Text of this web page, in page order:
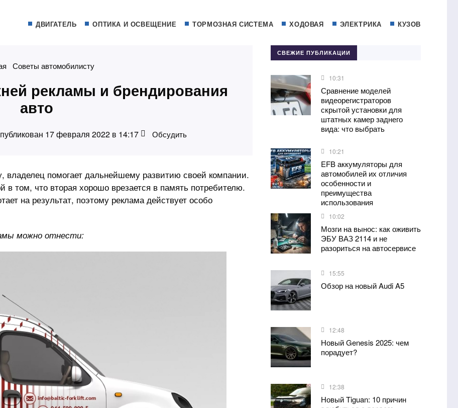
ДВИГАТЕЛЬ ОПТИКА И ОСВЕЩЕНИЕ ТОРМОЗНАЯ СИСТЕМА ХОДОВАЯ ЭЛЕКТРИКА КУЗОВ
Советы автомобилисту
рекламы и брендирования
авто
17 февраля 2022 в 14:17 Обсудить
владелец помогает дальнейшему развитию своей компании.
том, что вторая хорошо врезается в память потребителю.
на результат, поэтому реклама действует особо
можно отнести:
СВЕЖИЕ ПУБЛИКАЦИИ
10:31
Сравнение моделей
видеорегистраторов
скрытой установки для
штатных камер заднего
вида: что выбрать
10:21
EFB аккумуляторы для
автомобилей их отличия
особенности и
преимущества
использования
10:02
Мозги на вынос: как оживить
ЭБУ ВАЗ 2114 и не
разориться на автосервисе
15:55
Обзор на новый Audi A5
12:48
Новый Genesis 2025: чем
порадует?
12:38
Новый Tiguan: 10 причин